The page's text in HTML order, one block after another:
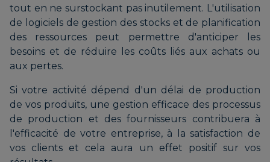
tout en ne surstockant pas inutilement. L'utilisation
de logiciels de gestion des stocks et de planification
des ressources peut permettre d'anticiper les
besoins et de réduire les coûts liés aux achats ou
aux pertes.
Si votre activité dépend d'un délai de production
de vos produits, une gestion efficace des processus
de production et des fournisseurs contribuera à
l'efficacité de votre entreprise, à la satisfaction de
vos clients et cela aura un effet positif sur vos